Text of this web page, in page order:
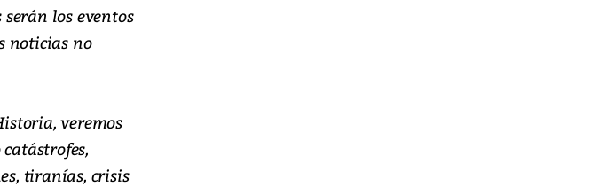
los eventos
noticias no
veremos
tiranías, crisis